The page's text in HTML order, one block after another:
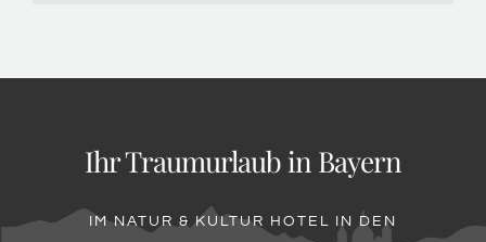
Ihr Traumurlaub in Bayern
IM NATUR & KULTUR HOTEL IN DEN